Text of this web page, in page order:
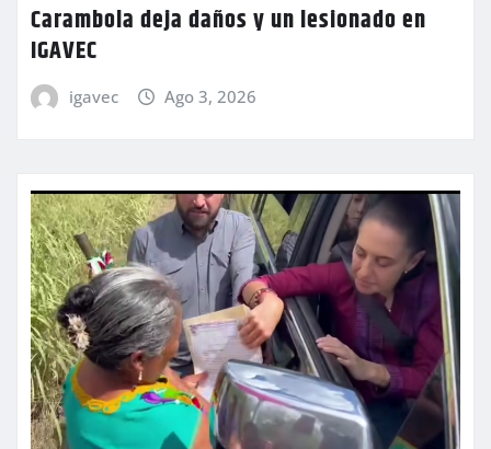
Carambola deja daños y un lesionado en
IGAVEC
igavec Ago 3, 2026